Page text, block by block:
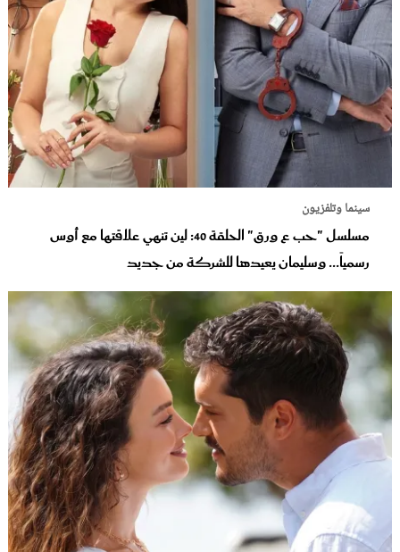
سينما وتلفزيون
مسلسل "حب ع ورق" الحلقة 40: لين تنهي علاقتها مع أوس
رسمياً... وسليمان يعيدها للشركة من جديد